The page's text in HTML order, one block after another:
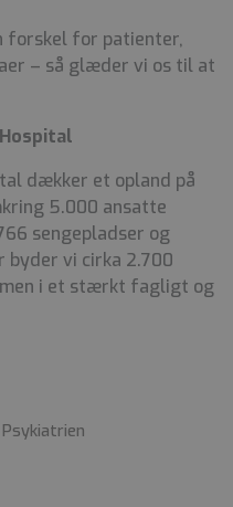
forskel for patienter,
– så glæder vi os til at
dækker et opland på
5.000 ansatte
sengepladser og
byder vi cirka 2.700
i et stærkt fagligt og